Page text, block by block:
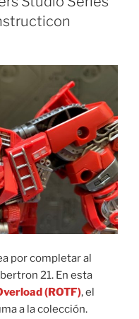
por completar al
21. En esta
(ROTF), el
a la colección.